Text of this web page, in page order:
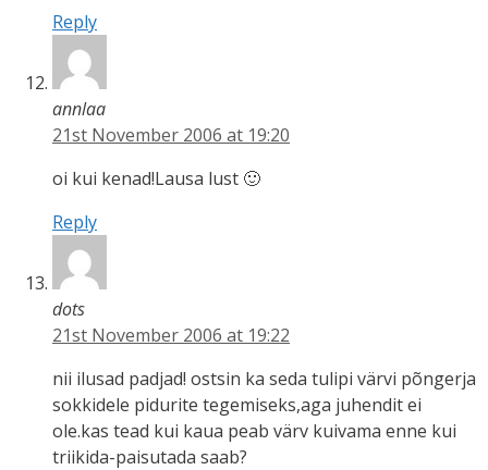
Reply
annlaa
21st November 2006 at 19:20
oi kui kenad!Lausa lust 🙂
Reply
dots
21st November 2006 at 19:22
nii ilusad padjad! ostsin ka seda tulipi värvi põngerja
sokkidele pidurite tegemiseks,aga juhendit ei
ole.kas tead kui kaua peab värv kuivama enne kui
triikida-paisutada saab?